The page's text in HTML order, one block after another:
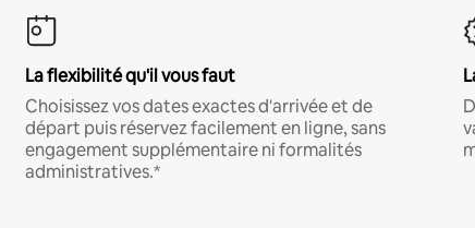
La flexibilité qu'il vous faut
Choisissez vos dates exactes d'arrivée et de
départ puis réservez facilement en ligne, sans
engagement supplémentaire ni formalités
administratives.*